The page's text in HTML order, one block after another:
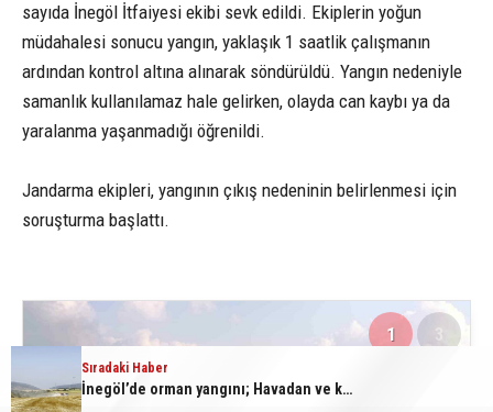
Sıradaki Haber
Bursa’da samanlık alevlere teslim oldu
sayıda İnegöl İtfaiyesi ekibi sevk edildi. Ekiplerin yoğun
müdahalesi sonucu yangın, yaklaşık 1 saatlik çalışmanın
ardından kontrol altına alınarak söndürüldü. Yangın nedeniyle
samanlık kullanılamaz hale gelirken, olayda can kaybı ya da
yaralanma yaşanmadığı öğrenildi.
Jandarma ekipleri, yangının çıkış nedeninin belirlenmesi için
soruşturma başlattı.
1
Sıradaki Haber
İnegöl’de orman yangını; Havadan ve karadan müdahale başlatıldı